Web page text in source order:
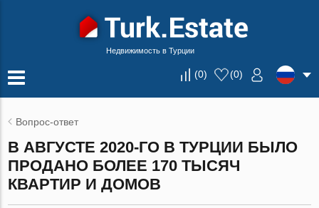
Недвижимость в Турции
(0) (0)
Вопрос-ответ
В АВГУСТЕ 2020-ГО В ТУРЦИИ БЫЛО
ПРОДАНО БОЛЕЕ 170 ТЫСЯЧ
КВАРТИР И ДОМОВ